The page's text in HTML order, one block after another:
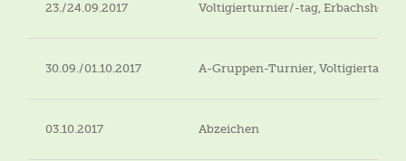
23./24.09.2017 Voltigierturnier/-tag, Erbachshof
30.09./01.10.2017 A-Gruppen-Turnier, Voltigiertag,
03.10.2017 Abzeichen